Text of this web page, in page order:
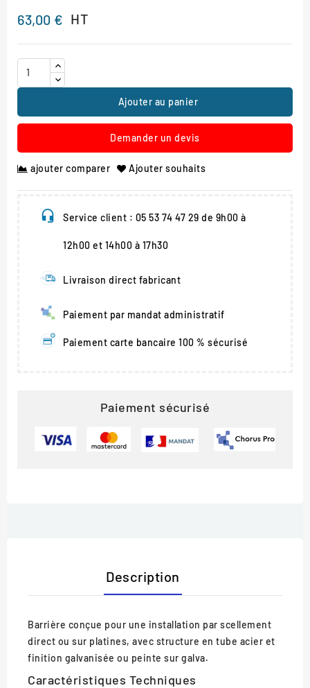
63,00 € HT
Ajouter au panier
Demander un devis
ajouter comparer Ajouter souhaits
Service client : 05 53 74 47 29 de 9h00 à
12h00 et 14h00 à 17h30
Livraison direct fabricant
Paiement par mandat administratif
Paiement carte bancaire 100 % sécurisé
Paiement sécurisé
Description
Barrière conçue pour une installation par scellement
direct ou sur platines, avec structure en tube acier et
finition galvanisée ou peinte sur galva.
Caractéristiques Techniques